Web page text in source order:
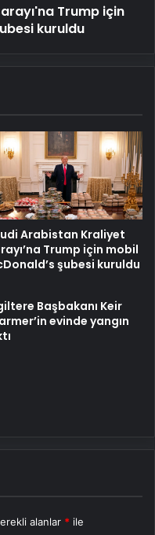
Trump için
kuruldu
Arabistan Kraliyet
Trump için mobil
şubesi kuruldu
Başbakanı Keir
evinde yangın
alanlar * ile